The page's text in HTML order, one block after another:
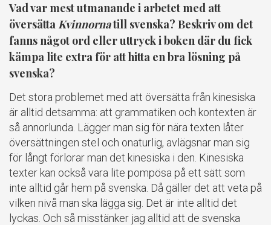
Vad var mest utmanande i arbetet med att
översättaKvinnornatill svenska? Beskriv om det
fanns något ord eller uttryck i boken där du fick
kämpa lite extra för att hitta en bra lösning på
svenska?
Det stora problemet med att översätta från kinesiska
är alltid detsamma: att grammatiken och kontexten är
så annorlunda. Lägger man sig för nära texten låter
översättningen stel och onaturlig, avlägsnar man sig
för långt förlorar man det kinesiska i den. Kinesiska
texter kan också vara lite pompösa på ett sätt som
inte alltid går hem på svenska. Då gäller det att veta på
vilken nivå man ska lägga sig. Det är inte alltid det
lyckas. Och så misstänker jag alltid att de svenska